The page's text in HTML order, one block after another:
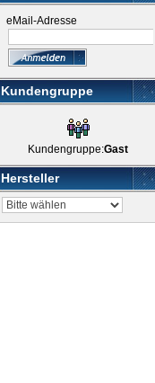
eMail-Adresse
Kundengruppe
Kundengruppe:Gast
Hersteller